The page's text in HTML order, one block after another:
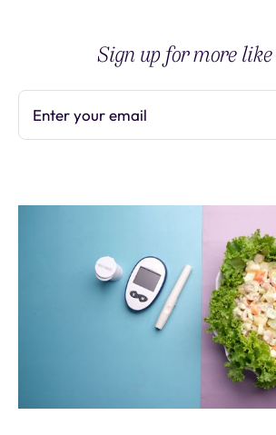
Sign up for more like
Enter your email